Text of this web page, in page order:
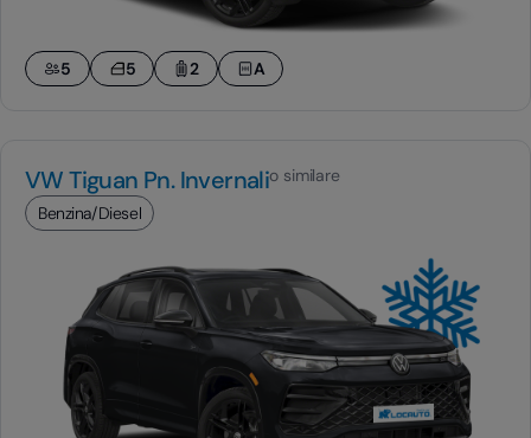
5 5 2 A
VW Tiguan Pn. Invernalio similare
Benzina/Diesel